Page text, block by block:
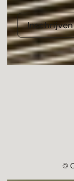
Inschrijven
©